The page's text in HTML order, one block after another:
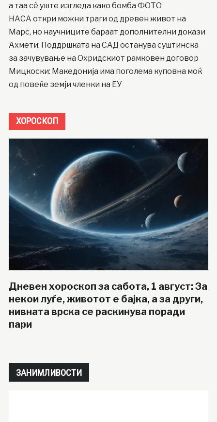
а таа сè уште изгледа како бомба ФОТО
НАСА откри можни траги од древен живот на
Марс, но научниците бараат дополнителни докази
Ахмети: Поддршката на САД останува суштинска
за зачувување на Охридскиот рамковен договор
Мицкоски: Македонија има поголема куповна моќ
од повеќе земји членки на ЕУ
ХОРОСКОП
Дневен хороскоп за сабота, 1 август: За
некои луѓе, животот е бајка, а за други,
нивната врска се раскинува поради
пари
ЗАНИМЛИВОСТИ